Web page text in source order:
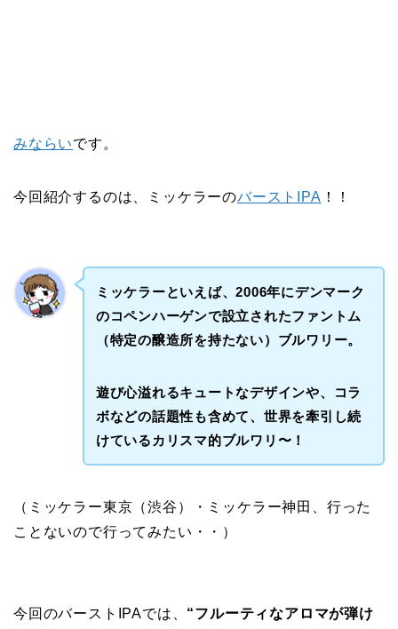
みならいです。
今回紹介するのは、ミッケラーのバーストIPA ！！
ミッケラーといえば、2006年にデンマーク
のコペンハーゲンで設立されたファントム
（特定の醸造所を持たない）ブルワリー。
遊び心溢れるキュートなデザインや、コラ
ボなどの話題性も含めて、世界を牽引し続
けているカリスマ的ブルワリ〜！
（ミッケラー東京（渋谷）・ミッケラー神田、行った
ことないので行ってみたい・・）
今回のバーストIPAでは、 “フルーティなアロマが弾け